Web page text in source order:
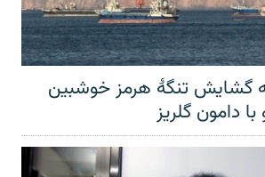
گشایش تنگهٔ هرمز خوشبین
دامون گلریز